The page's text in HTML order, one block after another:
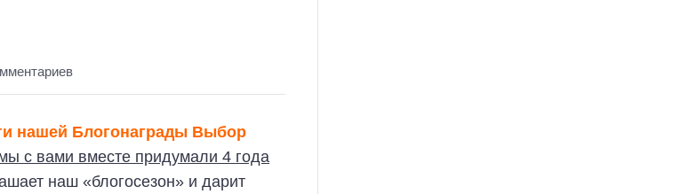
нашей Блогонаграды Выбор
с вами вместе придумали 4 года
наш «блогосезон» и дарит